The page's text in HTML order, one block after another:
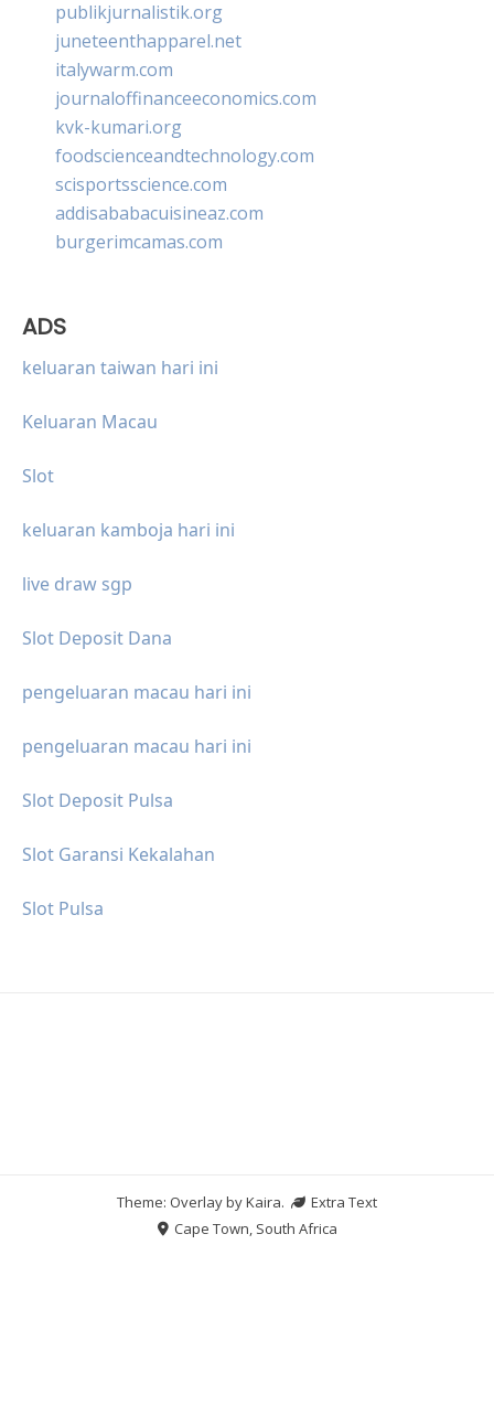
publikjurnalistik.org
juneteenthapparel.net
italywarm.com
journaloffinanceeconomics.com
kvk-kumari.org
foodscienceandtechnology.com
scisportsscience.com
addisababacuisineaz.com
burgerimcamas.com
ADS
keluaran taiwan hari ini
Keluaran Macau
Slot
keluaran kamboja hari ini
live draw sgp
Slot Deposit Dana
pengeluaran macau hari ini
pengeluaran macau hari ini
Slot Deposit Pulsa
Slot Garansi Kekalahan
Slot Pulsa
Theme: Overlay byKaira.
Extra Text
Cape Town, South Africa